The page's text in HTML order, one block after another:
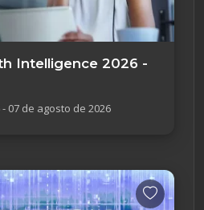
Intelligence 2026 -
07 de agosto de 2026